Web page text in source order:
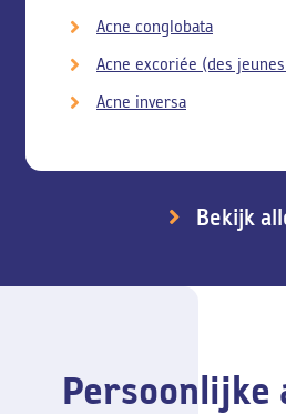
Acne conglobata
Acne excoriée (des
Acne inversa
Bekijk
Persoonlijke